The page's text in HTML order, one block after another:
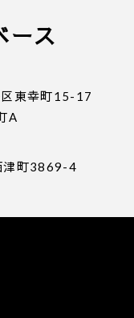
ース
東幸町15-17
A
津町3869-4